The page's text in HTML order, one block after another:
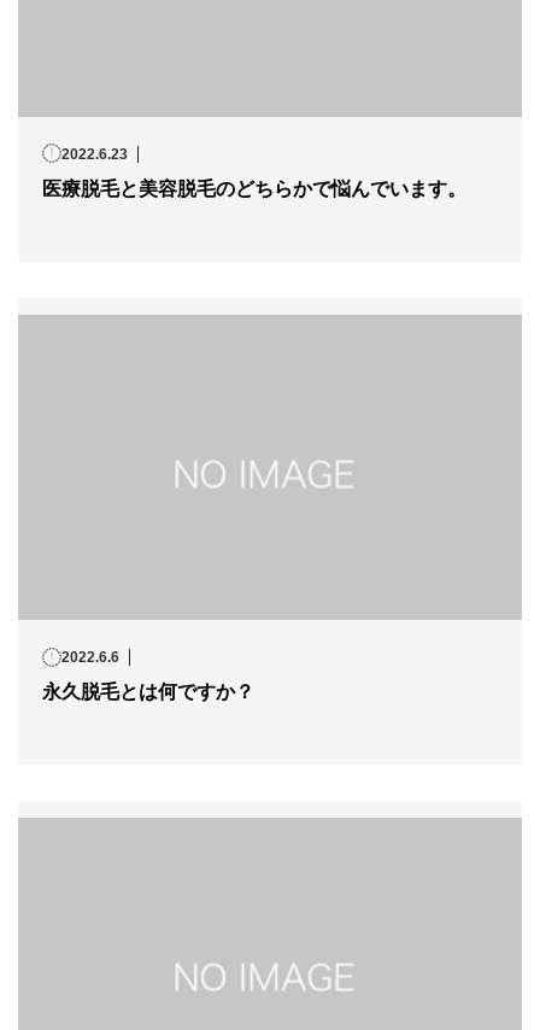
2022.6.23
医療脱毛と美容脱毛のどちらかで悩んでいます。
2022.6.6
永久脱毛とは何ですか？